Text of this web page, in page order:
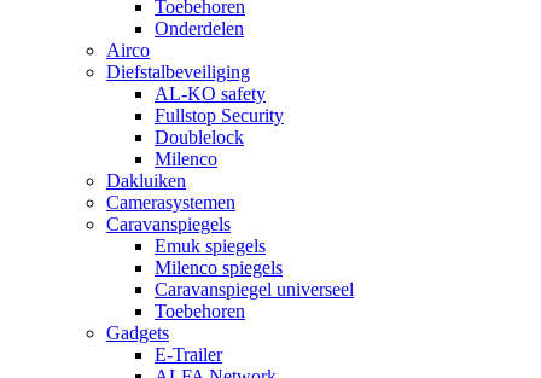
Toebehoren
Onderdelen
Airco
Diefstalbeveiliging
AL-KO safety
Fullstop Security
Doublelock
Milenco
Dakluiken
Camerasystemen
Caravanspiegels
Emuk spiegels
Milenco spiegels
Caravanspiegel universeel
Toebehoren
Gadgets
E-Trailer